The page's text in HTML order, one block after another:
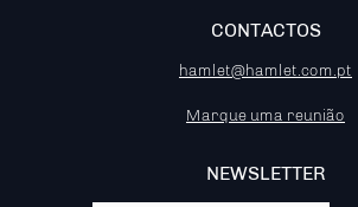
CONTACTOS
hamlet@hamlet.com.pt
Marque uma reunião
NEWSLETTER